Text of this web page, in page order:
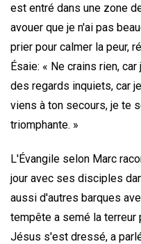
est entré dans une zone
avouer que je n'ai pas
prier pour calmer la peur,
Ésaie: « Ne crains rien,
des regards inquiets, car
viens à ton secours, je te
triomphante. »
L'Évangile selon Marc
jour avec ses disciples
aussi d'autres barques
tempête a semé la
Jésus s'est dressé, a